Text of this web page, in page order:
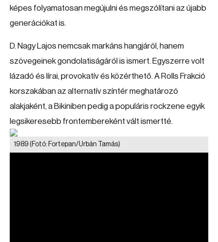
képes folyamatosan megújulni és megszólítani az újabb
generációkat is.
D. Nagy Lajos nemcsak markáns hangjáról, hanem
szövegeinek gondolatiságáról is ismert. Egyszerre volt
lázadó és lírai, provokatív és közérthető. A Rolls Frakció
korszakában az alternatív színtér meghatározó
alakjaként, a Bikiniben pedig a populáris rockzene egyik
legsikeresebb frontembereként vált ismertté.
1989 (Fotó: Fortepan/Urbán Tamás)